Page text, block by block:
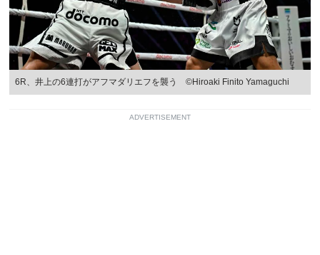
6R、井上の6連打がアフマダリエフを襲う ©Hiroaki Finito Yamaguchi
ADVERTISEMENT